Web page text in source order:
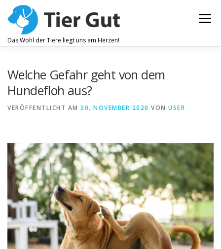
Inhalt
springen
Das Wohl der Tiere liegt uns am Herzen!
Menü
Welche Gefahr geht von dem
Hundefloh aus?
VERÖFFENTLICHT AM 30. NOVEMBER 2020 VON USER